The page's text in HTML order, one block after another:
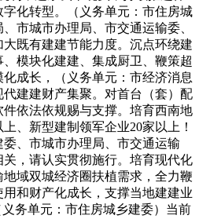
化转型。（义务单元：市住房城
市城市办理局、市交通运输委、
既有建建节能力度。沉点环绕建
模块化建建、集成厨卫、鞭策超
成长，（义务单元：市经济消息
建建财产集聚。对首台（套）配
依法依规赐与支撑。培育西南地
、新型建制领军企业20家以上！
委、市城市办理局、市交通运输
，请认实贯彻施行。培育现代化
域双城经济圈扶植需求，全力鞭
和财产化成长，支撑当地建建业
务单元：市住房城乡建委）当前